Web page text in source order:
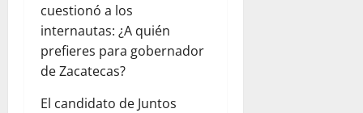
cuestionó a los
internautas: ¿A quién
prefieres para gobernador
de Zacatecas?
El candidato de Juntos